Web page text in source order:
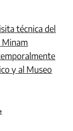
técnica del
y al Museo